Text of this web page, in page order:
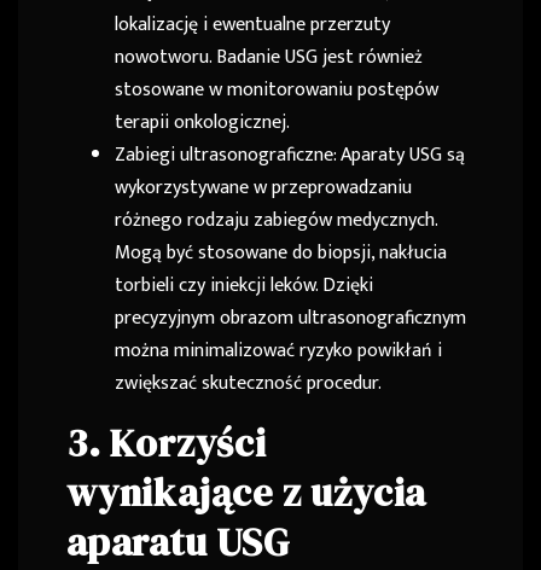
lokalizację i ewentualne przerzuty
nowotworu. Badanie USG jest również
stosowane w monitorowaniu postępów
terapii onkologicznej.
Zabiegi ultrasonograficzne: Aparaty USG są
wykorzystywane w przeprowadzaniu
różnego rodzaju zabiegów medycznych.
Mogą być stosowane do biopsji, nakłucia
torbieli czy iniekcji leków. Dzięki
precyzyjnym obrazom ultrasonograficznym
można minimalizować ryzyko powikłań i
zwiększać skuteczność procedur.
3. Korzyści
wynikające z użycia
aparatu USG